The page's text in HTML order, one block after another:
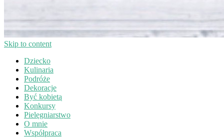
Skip to content
Dziecko
Kulinaria
Podróże
Dekoracje
Być kobietą
Konkursy
Pielęgniarstwo
O mnie
Współpraca